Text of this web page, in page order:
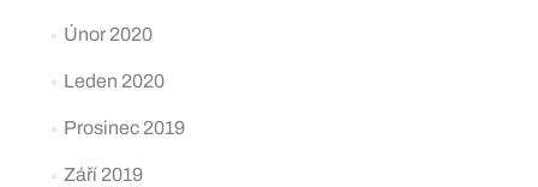
Únor 2020
Leden 2020
Prosinec 2019
Září 2019